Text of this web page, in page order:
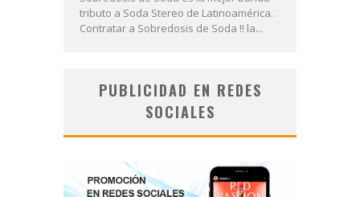
tributo a Soda Stereo de Latinoamérica.
Contratar a Sobredosis de Soda !! la...
PUBLICIDAD EN REDES
SOCIALES